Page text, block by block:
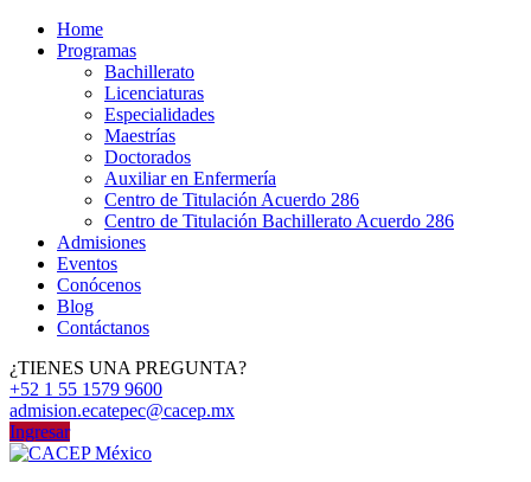
Home
Programas
Bachillerato
Licenciaturas
Especialidades
Maestrías
Doctorados
Auxiliar en Enfermería
Centro de Titulación Acuerdo 286
Centro de Titulación Bachillerato Acuerdo 286
Admisiones
Eventos
Conócenos
Blog
Contáctanos
¿TIENES UNA PREGUNTA?
+52 1 55 1579 9600
admision.ecatepec@cacep.mx
Ingresar